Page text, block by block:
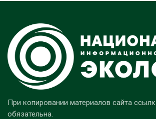
При копировании материалов сайта
обязательна.